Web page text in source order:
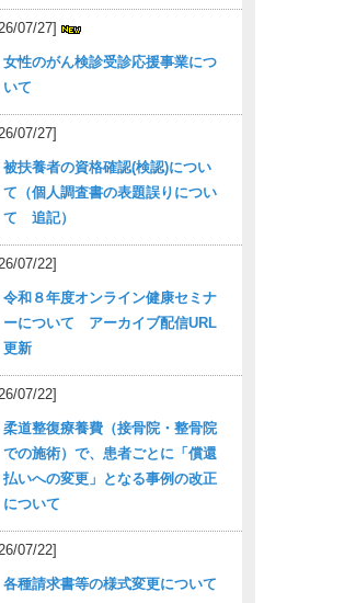
07/27]
女性のがん検診受診応援事業につ
いて
07/27]
被扶養者の資格確認(検認)につい
て（個人調査書の表題誤りについ
て 追記）
07/22]
令和８年度オンライン健康セミナ
ーについて アーカイブ配信URL
更新
07/22]
柔道整復療養費（接骨院・整骨院
での施術）で、患者ごとに「償還
払いへの変更」となる事例の改正
について
07/22]
各種請求書等の様式変更について